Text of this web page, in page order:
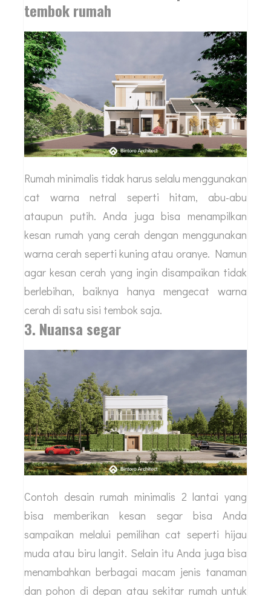
tembok rumah
Rumah minimalis tidak harus selalu menggunakan
cat warna netral seperti hitam, abu-abu
ataupun putih. Anda juga bisa menampilkan
kesan rumah yang cerah dengan menggunakan
warna cerah seperti kuning atau oranye. Namun
agar kesan cerah yang ingin disampaikan tidak
berlebihan, baiknya hanya mengecat warna
cerah di satu sisi tembok saja.
3. Nuansa segar
Contoh desain rumah minimalis 2 lantai yang
bisa memberikan kesan segar bisa Anda
sampaikan melalui pemilihan cat seperti hijau
muda atau biru langit. Selain itu Anda juga bisa
menambahkan berbagai macam jenis tanaman
dan pohon di depan atau sekitar rumah untuk